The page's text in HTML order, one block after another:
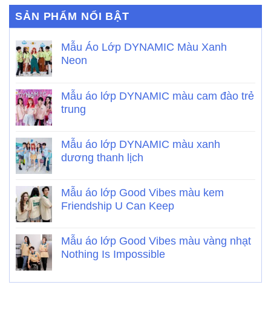
SẢN PHẨM NỔI BẬT
Mẫu Áo Lớp DYNAMIC Màu Xanh
Neon
Mẫu áo lớp DYNAMIC màu cam đào trẻ
trung
Mẫu áo lớp DYNAMIC màu xanh
dương thanh lịch
Mẫu áo lớp Good Vibes màu kem
Friendship U Can Keep
Mẫu áo lớp Good Vibes màu vàng nhạt
Nothing Is Impossible